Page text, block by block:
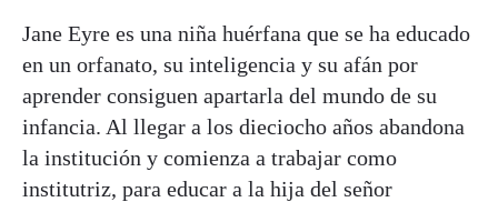
Jane Eyre es una niña huérfana que se ha educado
en un orfanato, su inteligencia y su afán por
aprender consiguen apartarla del mundo de su
infancia. Al llegar a los dieciocho años abandona
la institución y comienza a trabajar como
institutriz, para educar a la hija del señor